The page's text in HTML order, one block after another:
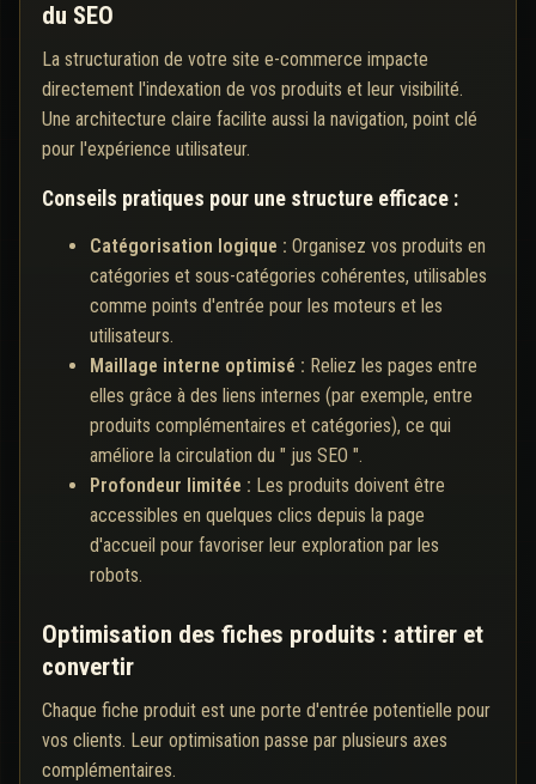
du SEO
La structuration de votre site e-commerce impacte
directement l'indexation de vos produits et leur visibilité.
Une architecture claire facilite aussi la navigation, point clé
pour l'expérience utilisateur.
Conseils pratiques pour une structure efficace :
Catégorisation logique : Organisez vos produits en
catégories et sous-catégories cohérentes, utilisables
comme points d'entrée pour les moteurs et les
utilisateurs.
Maillage interne optimisé : Reliez les pages entre
elles grâce à des liens internes (par exemple, entre
produits complémentaires et catégories), ce qui
améliore la circulation du " jus SEO ".
Profondeur limitée : Les produits doivent être
accessibles en quelques clics depuis la page
d'accueil pour favoriser leur exploration par les
robots.
Optimisation des fiches produits : attirer et
convertir
Chaque fiche produit est une porte d'entrée potentielle pour
vos clients. Leur optimisation passe par plusieurs axes
complémentaires.